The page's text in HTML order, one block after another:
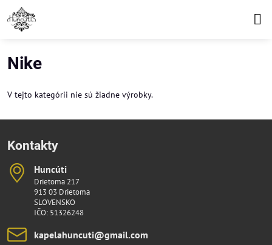
Nike
V tejto kategórii nie sú žiadne výrobky.
Kontakty
Huncúti
Drietoma 217
913 03 Drietoma
SLOVENSKO
IČO: 51326248
kapelahuncuti​@gmail​.com